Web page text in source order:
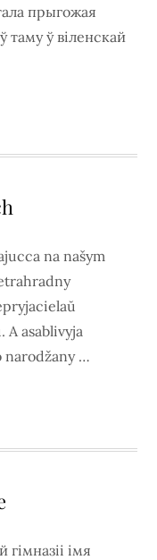
прыгожая
таму ў віленскай
na našym
A asablivyja
narodžany …
імя